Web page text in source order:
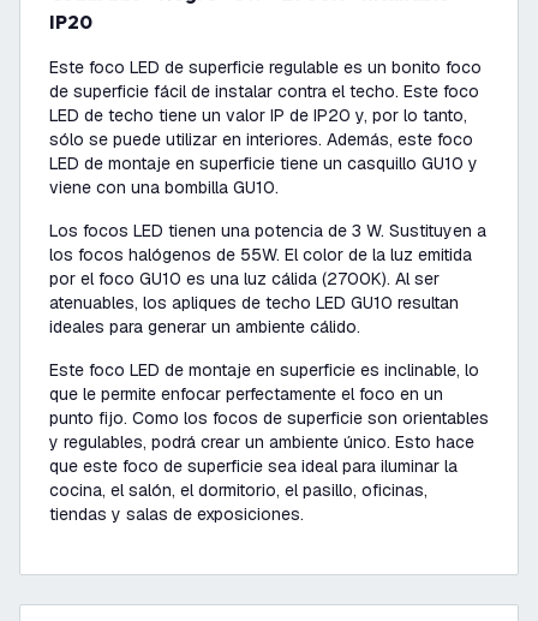
IP20
Este foco LED de superficie regulable es un bonito foco
de superficie fácil de instalar contra el techo. Este foco
LED de techo tiene un valor IP de IP20 y, por lo tanto,
sólo se puede utilizar en interiores. Además, este foco
LED de montaje en superficie tiene un casquillo GU10 y
viene con una bombilla GU10.
Los focos LED tienen una potencia de 3 W. Sustituyen a
los focos halógenos de 55W. El color de la luz emitida
por el foco GU10 es una luz cálida (2700K). Al ser
atenuables, los apliques de techo LED GU10 resultan
ideales para generar un ambiente cálido.
Este foco LED de montaje en superficie es inclinable, lo
que le permite enfocar perfectamente el foco en un
punto fijo. Como los focos de superficie son orientables
y regulables, podrá crear un ambiente único. Esto hace
que este foco de superficie sea ideal para iluminar la
cocina, el salón, el dormitorio, el pasillo, oficinas,
tiendas y salas de exposiciones.